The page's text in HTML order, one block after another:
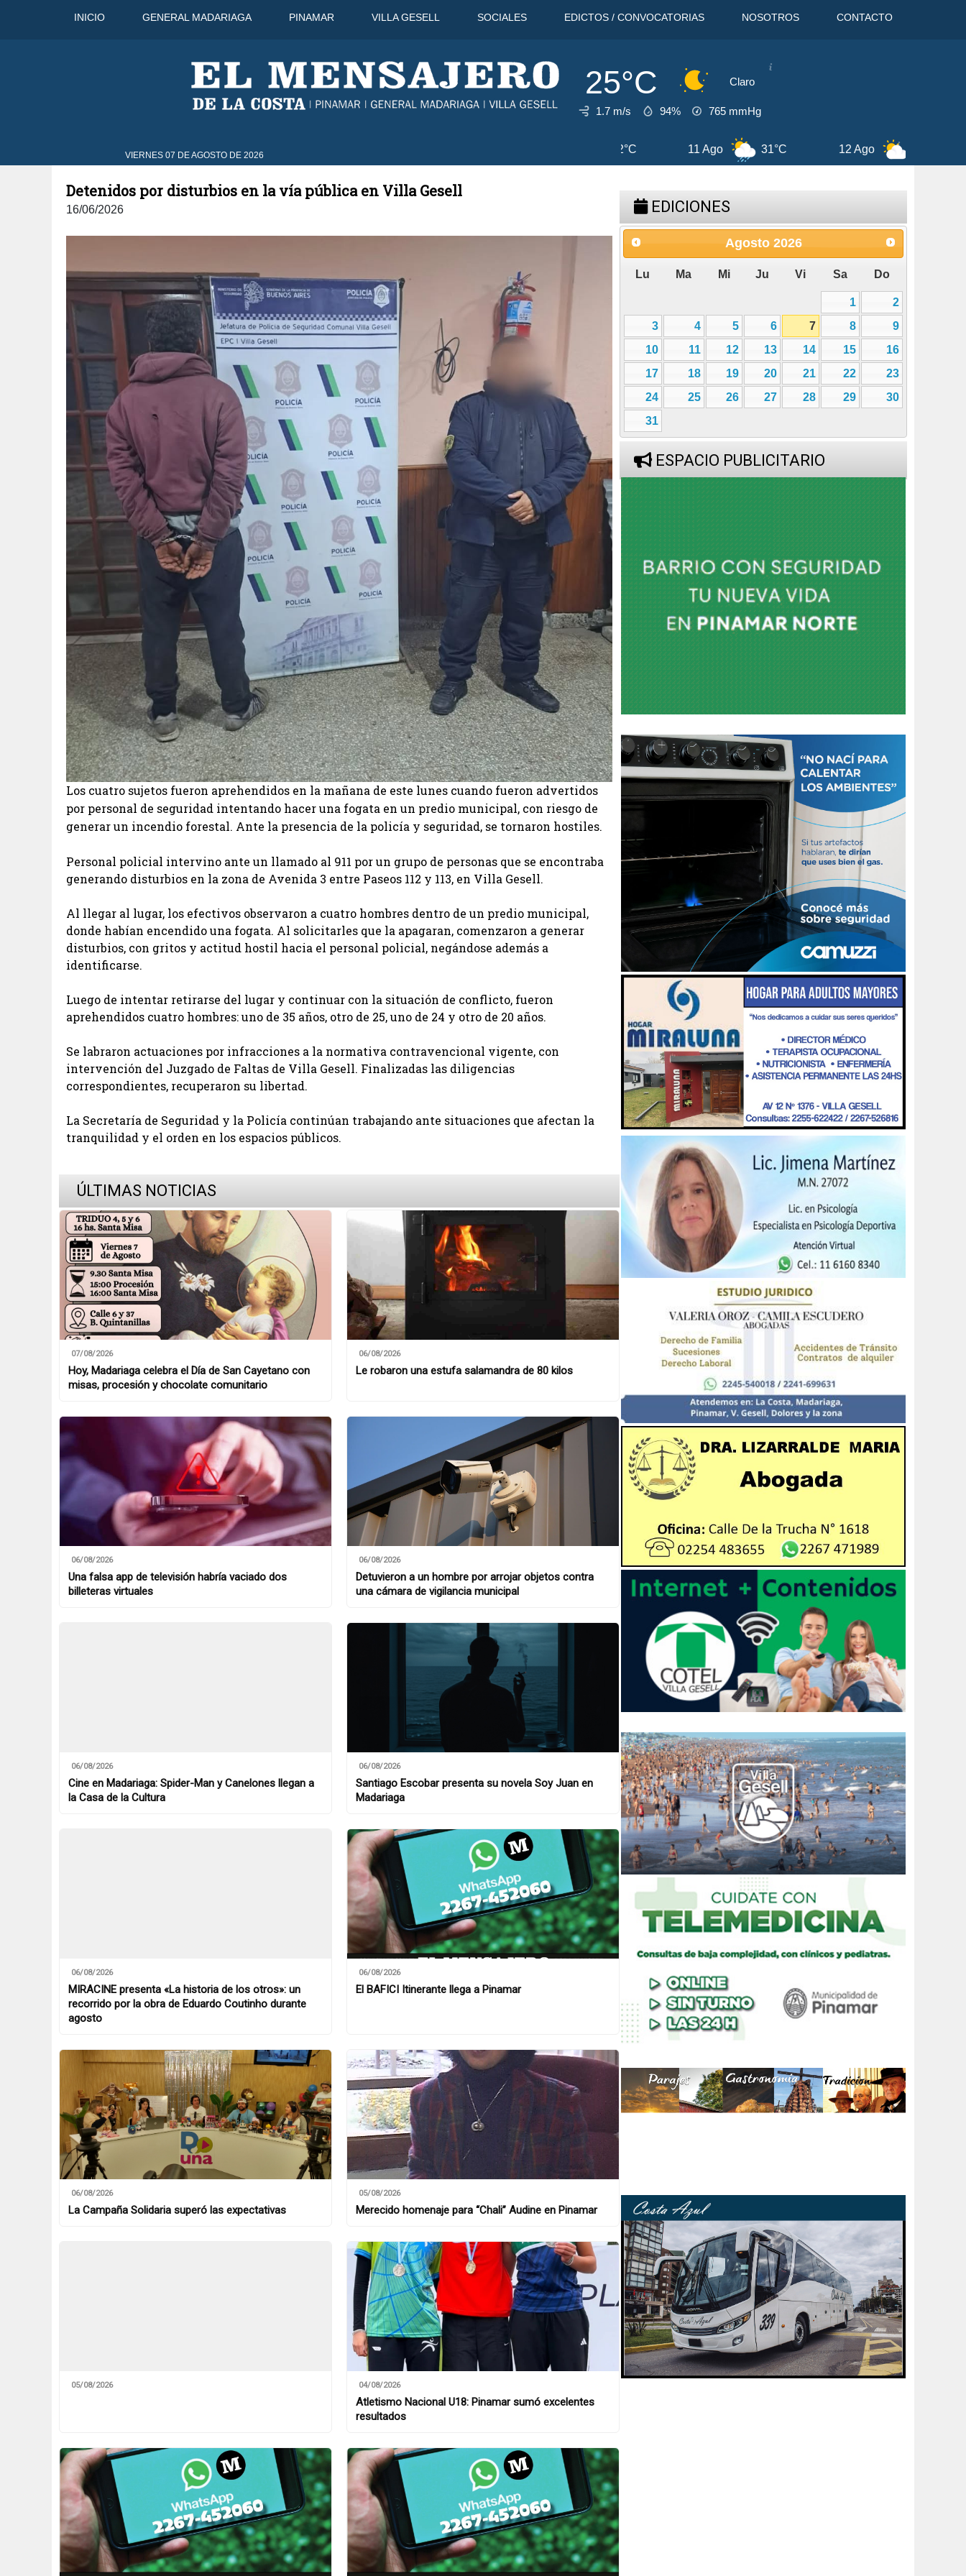
INICIO GENERAL MADARIAGA PINAMAR VILLA GESELL SOCIALES EDICTOS / CONVOCATORIAS NOSOTROS CONTACTO
25°C Claro
1.7 m/s 94% 765 mmHg
VIERNES 07 DE AGOSTO DE 2026
8 Ago 31°C 11 Ago 31°C 12 Ago 29°C
Detenidos por disturbios en la vía pública en Villa Gesell
16/06/2026
Los cuatro sujetos fueron aprehendidos en la mañana de este lunes cuando fueron advertidos
por personal de seguridad intentando hacer una fogata en un predio municipal, con riesgo de
generar un incendio forestal. Ante la presencia de la policía y seguridad, se tornaron hostiles.
Personal policial intervino ante un llamado al 911 por un grupo de personas que se encontraba
generando disturbios en la zona de Avenida 3 entre Paseos 112 y 113, en Villa Gesell.
Al llegar al lugar, los efectivos observaron a cuatro hombres dentro de un predio municipal,
donde habían encendido una fogata. Al solicitarles que la apagaran, comenzaron a generar
disturbios, con gritos y actitud hostil hacia el personal policial, negándose además a
identificarse.
Luego de intentar retirarse del lugar y continuar con la situación de conflicto, fueron
aprehendidos cuatro hombres: uno de 35 años, otro de 25, uno de 24 y otro de 20 años.
Se labraron actuaciones por infracciones a la normativa contravencional vigente, con
intervención del Juzgado de Faltas de Villa Gesell. Finalizadas las diligencias
correspondientes, recuperaron su libertad.
La Secretaría de Seguridad y la Policía continúan trabajando ante situaciones que afectan la
tranquilidad y el orden en los espacios públicos.
ÚLTIMAS NOTICIAS
07/08/2026
Hoy, Madariaga celebra el Día de San Cayetano con
misas, procesión y chocolate comunitario
06/08/2026
Le robaron una estufa salamandra de 80 kilos
06/08/2026
Una falsa app de televisión habría vaciado dos
billeteras virtuales
06/08/2026
Detuvieron a un hombre por arrojar objetos contra
una cámara de vigilancia municipal
06/08/2026
Cine en Madariaga: Spider-Man y Canelones llegan a
la Casa de la Cultura
06/08/2026
Santiago Escobar presenta su novela Soy Juan en
Madariaga
06/08/2026
MIRACINE presenta «La historia de los otros»: un
recorrido por la obra de Eduardo Coutinho durante
agosto
06/08/2026
El BAFICI Itinerante llega a Pinamar
06/08/2026
La Campaña Solidaria superó las expectativas
05/08/2026
Merecido homenaje para “Chali” Audine en Pinamar
05/08/2026 04/08/2026
Atletismo Nacional U18: Pinamar sumó excelentes
resultados
EDICIONES
Agosto 2026
Lu Ma Mi Ju Vi Sa Do
1
2
3
4 5 6 7 8
9
10
11 12 13 14 15
16
17
18 19 20 21 22
23
24
25 26 27 28 29
30
31
ESPACIO PUBLICITARIO